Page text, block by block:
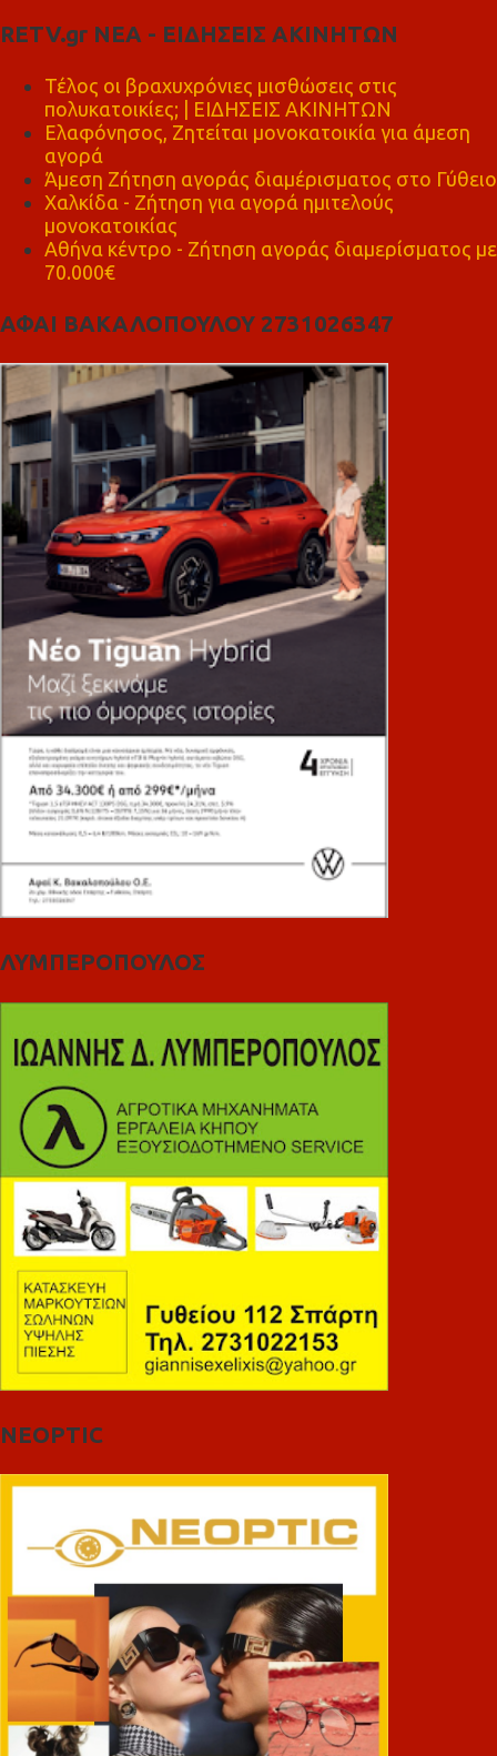
RETV.gr ΝΕΑ - ΕΙΔΗΣΕΙΣ ΑΚΙΝΗΤΩΝ
Τέλος οι βραχυχρόνιες μισθώσεις στις
πολυκατοικίες; | ΕΙΔΗΣΕΙΣ ΑΚΙΝΗΤΩΝ
Ελαφόνησος, Ζητείται μονοκατοικία για άμεση
αγορά
Άμεση Ζήτηση αγοράς διαμέρισματος στο Γύθειο
Χαλκίδα - Ζήτηση για αγορά ημιτελούς
μονοκατοικίας
Αθήνα κέντρο - Ζήτηση αγοράς διαμερίσματος με
70.000€
ΑΦΑΙ ΒΑΚΑΛΟΠΟΥΛΟΥ 2731026347
ΛΥΜΠΕΡΟΠΟΥΛΟΣ
NEOPTIC